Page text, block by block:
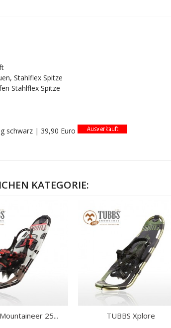
Stahlflex Spitze
Stahlflex Spitze
schwarz | 39,90 Euro
KATEGORIE:
25... TUBBS Xplore